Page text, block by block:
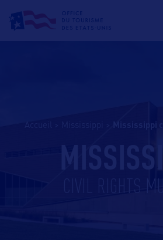
CIVIL RIGHTS